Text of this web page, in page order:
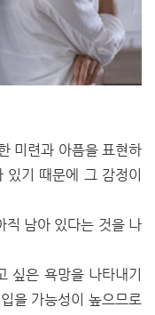
미련과 아픔을 표현하
기 때문에 그 감정이
직 남아 있다는 것을 나
싶은 욕망을 나타내기
을 가능성이 높으므로